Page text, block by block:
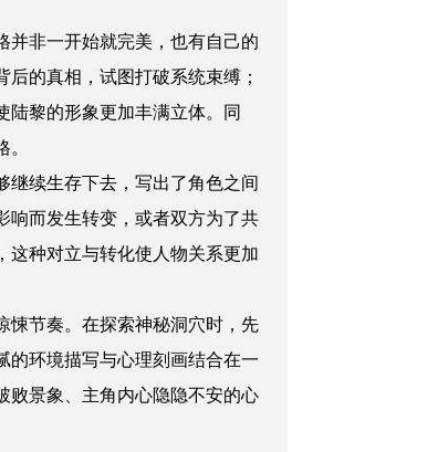
并非一开始就完美，也有自己的
的真相，试图打破系统束缚；
陆黎的形象更加丰满立体。同
继续生存下去，写出了角色之间
响而发生转变，或者双方为了共
这种对立与转化使人物关系更加
悚节奏。在探索神秘洞穴时，先
的环境描写与心理刻画结合在一
败景象、主角内心隐隐不安的心